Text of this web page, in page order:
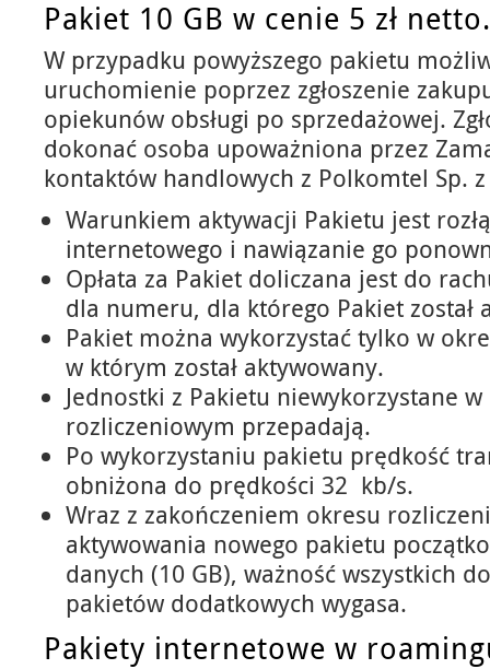
Pakiet 10 GB w cenie 5 zł netto.
W przypadku powyższego pakietu
uruchomienie poprzez zgłoszenie
opiekunów obsługi po sprzedażowej.
dokonać osoba upoważniona przez
kontaktów handlowych z Polkomtel Sp.
Warunkiem aktywacji Pakietu jest
internetowego i nawiązanie go
Opłata za Pakiet doliczana jest do
dla numeru, dla którego Pakiet został
Pakiet można wykorzystać tylko w
w którym został aktywowany.
Jednostki z Pakietu niewykorzystane
rozliczeniowym przepadają.
Po wykorzystaniu pakietu prędkość
obniżona do prędkości 32 kb/s.
Wraz z zakończeniem okresu
aktywowania nowego pakietu
danych (10 GB), ważność wszystkich
pakietów dodatkowych wygasa.
Pakiety internetowe w